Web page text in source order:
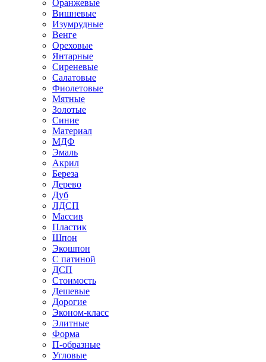
Оранжевые
Вишневые
Изумрудные
Венге
Ореховые
Янтарные
Сиреневые
Салатовые
Фиолетовые
Мятные
Золотые
Синие
Материал
МДФ
Эмаль
Акрил
Береза
Дерево
Дуб
ЛДСП
Массив
Пластик
Шпон
Экошпон
С патиной
ДСП
Стоимость
Дешевые
Дорогие
Эконом-класс
Элитные
Форма
П-образные
Угловые